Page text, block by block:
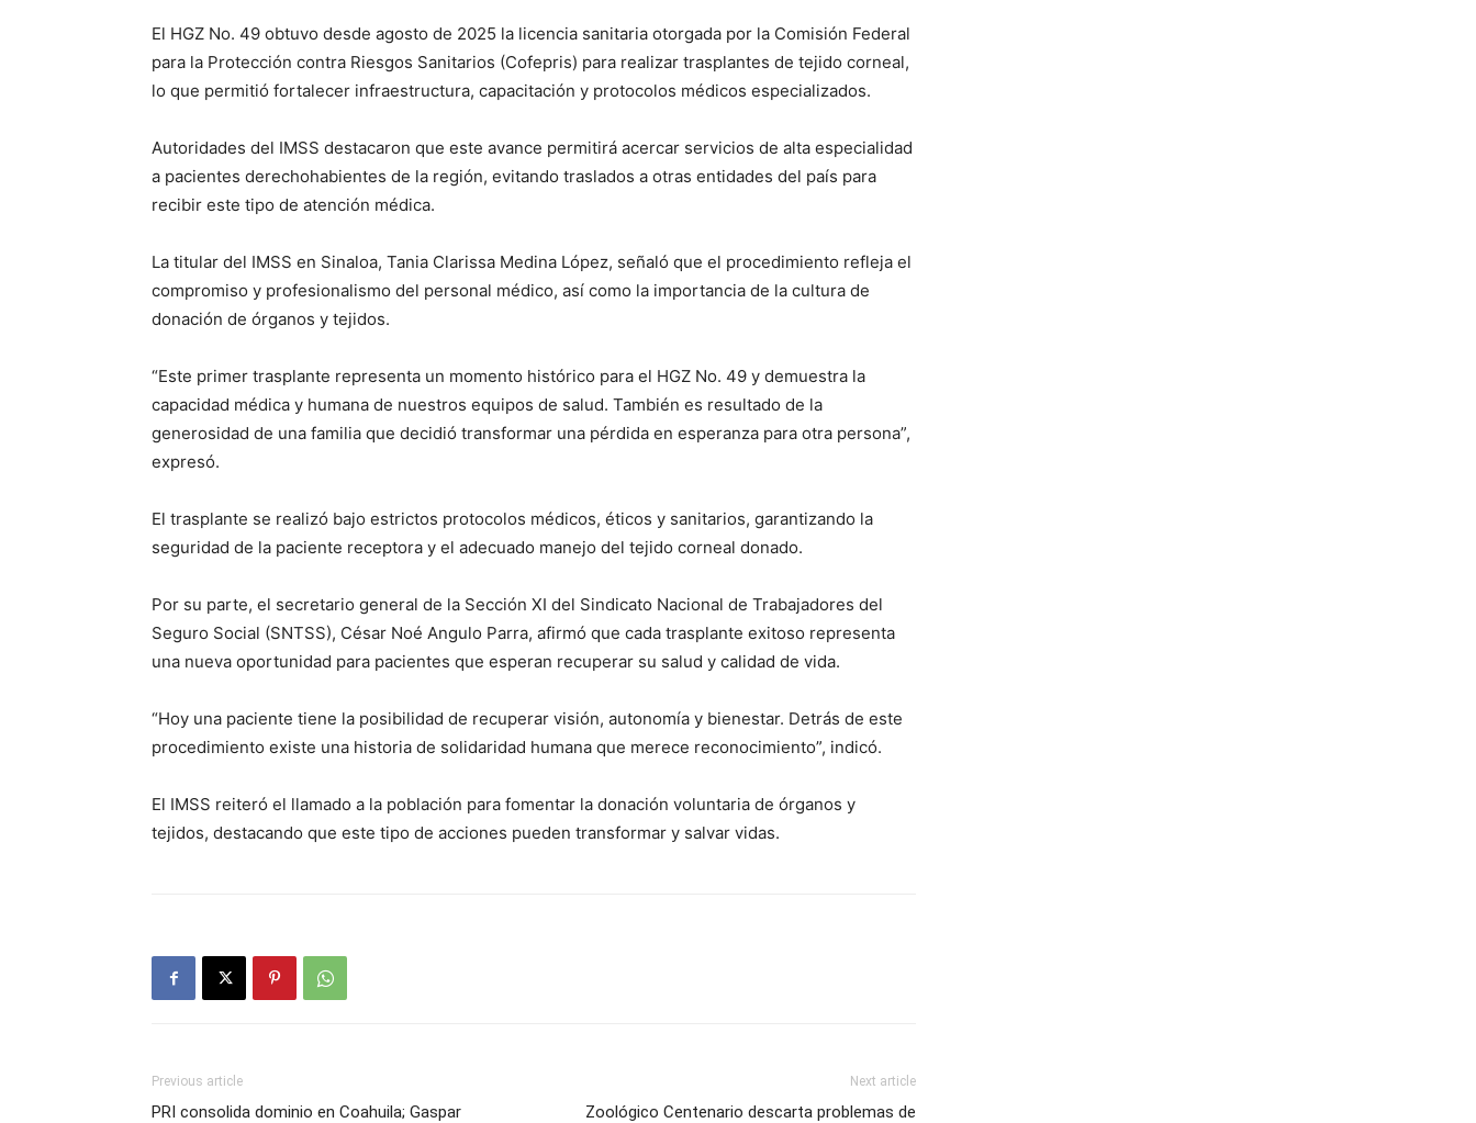
El HGZ No. 49 obtuvo desde agosto de 2025 la licencia sanitaria otorgada por la Comisión Federal
para la Protección contra Riesgos Sanitarios (Cofepris) para realizar trasplantes de tejido corneal,
lo que permitió fortalecer infraestructura, capacitación y protocolos médicos especializados.
Autoridades del IMSS destacaron que este avance permitirá acercar servicios de alta especialidad
a pacientes derechohabientes de la región, evitando traslados a otras entidades del país para
recibir este tipo de atención médica.
La titular del IMSS en Sinaloa, Tania Clarissa Medina López, señaló que el procedimiento refleja el
compromiso y profesionalismo del personal médico, así como la importancia de la cultura de
donación de órganos y tejidos.
“Este primer trasplante representa un momento histórico para el HGZ No. 49 y demuestra la
capacidad médica y humana de nuestros equipos de salud. También es resultado de la
generosidad de una familia que decidió transformar una pérdida en esperanza para otra persona”,
expresó.
El trasplante se realizó bajo estrictos protocolos médicos, éticos y sanitarios, garantizando la
seguridad de la paciente receptora y el adecuado manejo del tejido corneal donado.
Por su parte, el secretario general de la Sección XI del Sindicato Nacional de Trabajadores del
Seguro Social (SNTSS), César Noé Angulo Parra, afirmó que cada trasplante exitoso representa
una nueva oportunidad para pacientes que esperan recuperar su salud y calidad de vida.
“Hoy una paciente tiene la posibilidad de recuperar visión, autonomía y bienestar. Detrás de este
procedimiento existe una historia de solidaridad humana que merece reconocimiento”, indicó.
El IMSS reiteró el llamado a la población para fomentar la donación voluntaria de órganos y
tejidos, destacando que este tipo de acciones pueden transformar y salvar vidas.
Previous article
PRI consolida dominio en Coahuila; Gaspar
Next article
Zoológico Centenario descarta problemas de